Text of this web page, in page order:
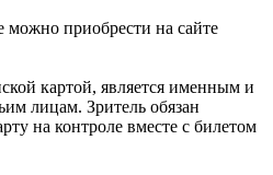
приобрести на сайте
картой, является именным и
лицам. Зритель обязан
на контроле вместе с билетом